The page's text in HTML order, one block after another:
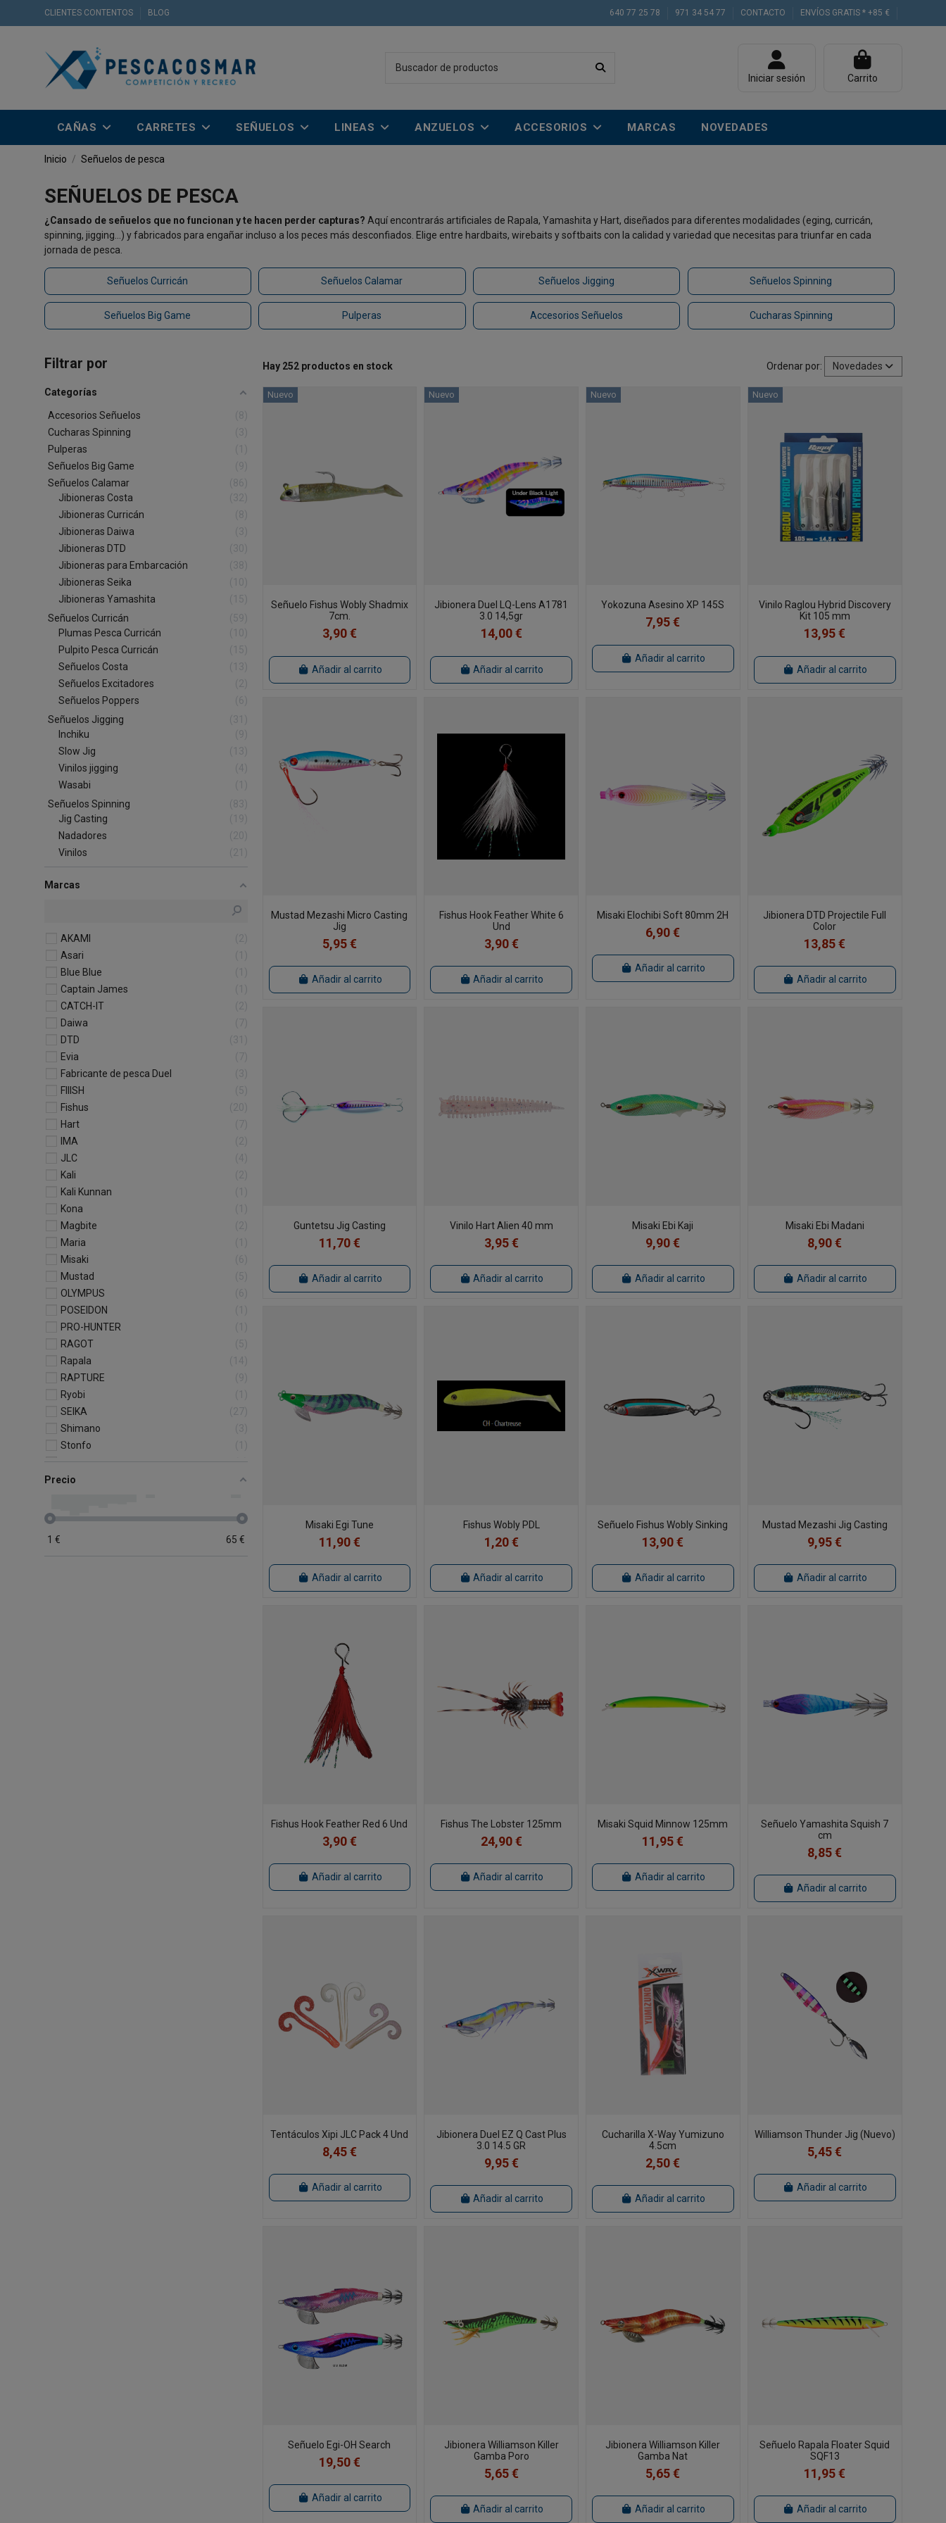
CLIENTES CONTENTOS BLOG 640 77 25 78 971 34 54 77 CONTACTO ENVÍOS GRATIS * +85 €
Iniciar sesión Carrito
CAÑAS CARRETES SEÑUELOS LINEAS ANZUELOS ACCESORIOS MARCAS NOVEDADES
Inicio Señuelos de pesca
SEÑUELOS DE PESCA
¿Cansado de señuelos que no funcionan y te hacen perder capturas? Aquí encontrarás artificiales de Rapala, Yamashita y Hart, diseñados para diferentes modalidades (eging, curricán,
spinning, jigging…) y fabricados para engañar incluso a los peces más desconfiados. Elige entre hardbaits, wirebaits y softbaits con la calidad y variedad que necesitas para triunfar en cada
jornada de pesca.
Señuelos Curricán Señuelos Calamar Señuelos Jigging Señuelos Spinning
Señuelos Big Game Pulperas Accesorios Señuelos Cucharas Spinning
Hay 252 productos en stock Ordenar por: Novedades
Nuevo
Señuelo Fishus Wobly Shadmix
7cm.
3,90 €
Añadir al carrito
Nuevo
Jibionera Duel LQ-Lens A1781
3.0 14,5gr
14,00 €
Añadir al carrito
Nuevo
Yokozuna Asesino XP 145S
7,95 €
Añadir al carrito
Nuevo
Vinilo Raglou Hybrid Discovery
Kit 105 mm
13,95 €
Añadir al carrito
Mustad Mezashi Micro Casting
Jig
5,95 €
Añadir al carrito
Fishus Hook Feather White 6
Und
3,90 €
Añadir al carrito
Misaki Elochibi Soft 80mm 2H
6,90 €
Añadir al carrito
Jibionera DTD Projectile Full
Color
13,85 €
Añadir al carrito
Guntetsu Jig Casting
11,70 €
Añadir al carrito
Vinilo Hart Alien 40 mm
3,95 €
Añadir al carrito
Misaki Ebi Kaji
9,90 €
Añadir al carrito
Misaki Ebi Madani
8,90 €
Añadir al carrito
Misaki Egi Tune
11,90 €
Añadir al carrito
Fishus Wobly PDL
1,20 €
Añadir al carrito
Señuelo Fishus Wobly Sinking
13,90 €
Añadir al carrito
Mustad Mezashi Jig Casting
9,95 €
Añadir al carrito
Fishus Hook Feather Red 6 Und
3,90 €
Añadir al carrito
Fishus The Lobster 125mm
24,90 €
Añadir al carrito
Misaki Squid Minnow 125mm
11,95 €
Añadir al carrito
Señuelo Yamashita Squish 7
cm
8,85 €
Añadir al carrito
Tentáculos Xipi JLC Pack 4 Und
8,45 €
Añadir al carrito
Jibionera Duel EZ Q Cast Plus
3.0 14.5 GR
9,95 €
Añadir al carrito
Cucharilla X-Way Yumizuno
4.5cm
2,50 €
Añadir al carrito
Williamson Thunder Jig (Nuevo)
5,45 €
Añadir al carrito
Señuelo Egi-OH Search
19,50 €
Añadir al carrito
Jibionera Williamson Killer
Gamba Poro
5,65 €
Añadir al carrito
Jibionera Williamson Killer
Gamba Nat
5,65 €
Añadir al carrito
Señuelo Rapala Floater Squid
SQF13
11,95 €
Añadir al carrito
Filtrar por
Categorías
Accesorios Señuelos
8
Cucharas Spinning
3
Pulperas
Señuelos Big Game
9
Señuelos Calamar
86
Jibioneras Costa
32
Jibioneras Curricán
8
Jibioneras Daiwa
3
Jibioneras DTD
30
Jibioneras para Embarcación
38
Jibioneras Seika
10
Jibioneras Yamashita
15
Señuelos Curricán
59
Plumas Pesca Curricán
10
Pulpito Pesca Curricán
15
Señuelos Costa
13
Señuelos Excitadores
2
Señuelos Poppers
6
Señuelos Jigging
31
Inchiku
9
Slow Jig
13
Vinilos jigging
Wasabi
Señuelos Spinning
83
Jig Casting
19
Nadadores
20
Vinilos
21
Marcas
AKAMI
2
Asari
Blue Blue
Captain James
CATCH-IT
2
Daiwa
7
DTD
31
Evia
7
Fabricante de pesca Duel
3
FIIISH
5
Fishus
20
Hart
7
IMA
2
JLC
Kali
2
Kali Kunnan
Kona
Magbite
2
Maria
Misaki
6
Mustad
5
OLYMPUS
6
POSEIDON
PRO-HUNTER
RAGOT
5
Rapala
RAPTURE
9
Ryobi
SEIKA
27
Shimano
3
Stonfo
Storm
3
Tackle World
1
5
2
Precio
1 € 65 €